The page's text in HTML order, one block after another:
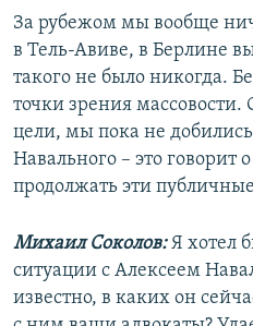
За рубежом мы вообще
в Тель-Авиве, в Берлине
такого не было никогда.
точки зрения массовости.
цели, мы пока не
Навального – это говорит
продолжать эти
Михаил Соколов:Я хотел
ситуации с Алексеем
известно, в каких он